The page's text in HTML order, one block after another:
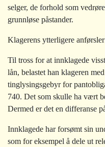
selger, de forhold som
grunnløse påstander.
Klagerens ytterligere
Til tross for at innklagede
lån, belastet han klageren
tinglysingsgebyr for
740. Det som skulle ha vært
Dermed er det en differanse
Innklagede har forsømt sin
som for eksempel å dele ut